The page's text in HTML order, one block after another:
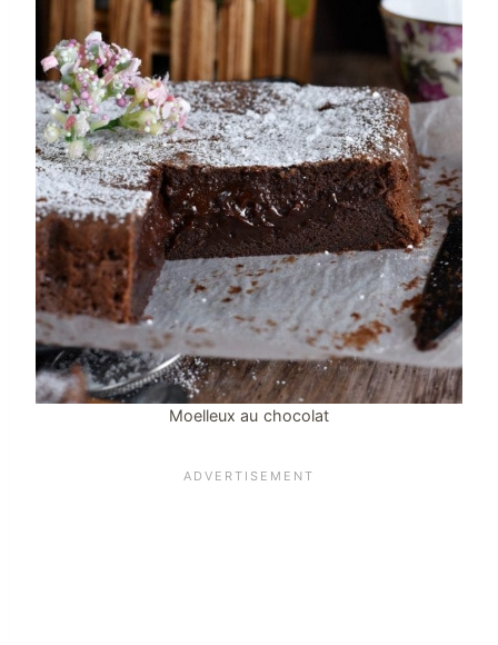
Moelleux au chocolat